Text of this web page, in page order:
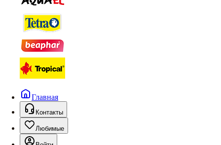
Главная
Контакты
Любимые